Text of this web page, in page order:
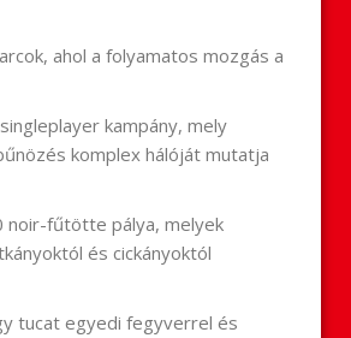
ahol a folyamatos mozgás a
kampány, mely
komplex hálóját mutatja
noir-fűtötte pálya, melyek
és cickányoktól
tucat egyedi fegyverrel és